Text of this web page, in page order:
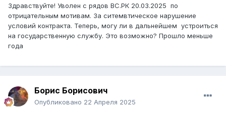
Здравствуйте! Уволен с рядов ВС.РК 20.03.2025 по
отрицательным мотивам. За ситемвтическое нарушение
условий контракта. Теперь, могу ли в дальнейшем устроиться
на государственную службу. Это возможно? Прошло меньше
года
Борис Борисович
Опубликовано 22 Апреля 2025